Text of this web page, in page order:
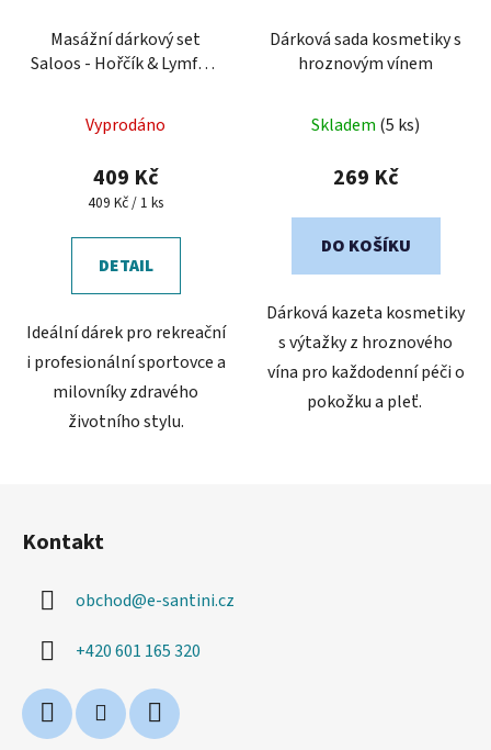
Masážní dárkový set
Saloos - Hořčík & Lymfa &
Vyprodáno
409 Kč
Měrná
409 Kč / 1 ks
DETAIL
Ideální dárek pro rekreační
i profesionální sportovce a
milovníky zdravého
životního stylu.
Dárková sada kosmetiky s
hroznovým vínem
Skladem (5 ks)
269 Kč
DO KOŠÍKU
Dárková kazeta kosmetiky
s výtažky z hroznového
vína pro každodenní péči o
pokožku a pleť.
Kontakt
obchod@e-santini.cz
+420 601 165 320